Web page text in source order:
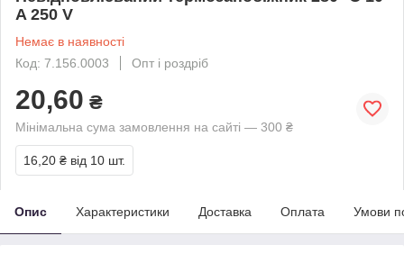
A 250 V
Немає в наявності
Код: 7.156.0003
Опт і роздріб
20,60 ₴
Мінімальна сума замовлення на сайті — 300 ₴
16,20 ₴ від 10 шт.
Опис Характеристики Доставка Оплата Умови